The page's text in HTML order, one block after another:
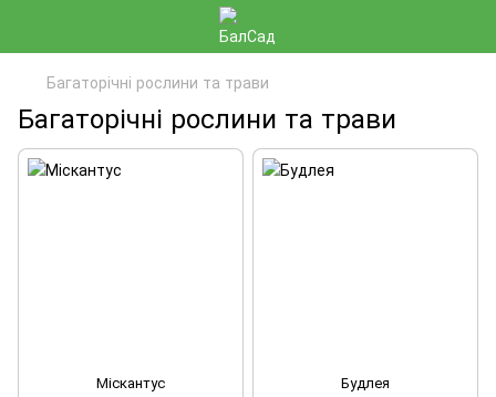
Багаторічні рослини та трави
Багаторічні рослини та трави
Міскантус Будлея